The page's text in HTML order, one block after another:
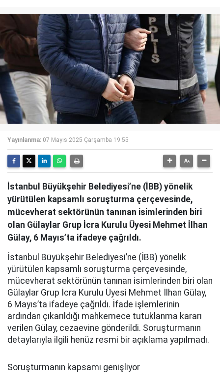
Yayınlanma: 07 Mayıs 2025 Çarşamba 19:55
İstanbul Büyükşehir Belediyesi’ne (İBB) yönelik
yürütülen kapsamlı soruşturma çerçevesinde,
mücevherat sektörünün tanınan isimlerinden biri
olan Gülaylar Grup İcra Kurulu Üyesi Mehmet İlhan
Gülay, 6 Mayıs’ta ifadeye çağrıldı.
İstanbul Büyükşehir Belediyesi’ne (İBB) yönelik
yürütülen kapsamlı soruşturma çerçevesinde,
mücevherat sektörünün tanınan isimlerinden biri olan
Gülaylar Grup İcra Kurulu Üyesi Mehmet İlhan Gülay,
6 Mayıs’ta ifadeye çağrıldı. İfade işlemlerinin
ardından çıkarıldığı mahkemece tutuklanma kararı
verilen Gülay, cezaevine gönderildi. Soruşturmanın
detaylarıyla ilgili henüz resmi bir açıklama yapılmadı.
Soruşturmanın kapsamı genişliyor